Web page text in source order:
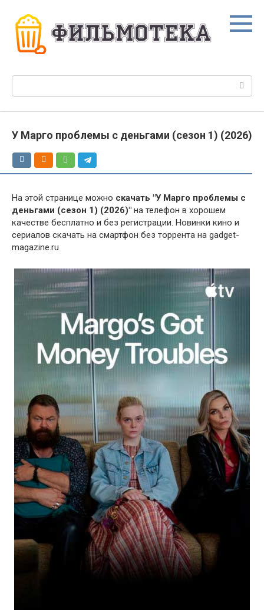
контенту
У Марго проблемы с деньгами (сезон 1) (2026)
На этой странице можно скачать "У Марго проблемы с
деньгами (сезон 1) (2026)" на телефон в хорошем
качестве бесплатно и без регистрации. Новинки кино и
сериалов скачать на смартфон без торрента на gadget-
magazine.ru